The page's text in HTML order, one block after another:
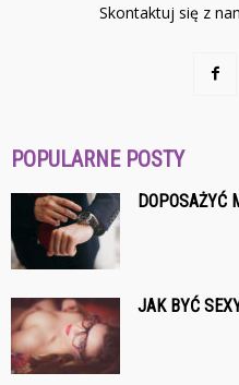
Skontaktuj się z
POPULARNE POSTY
DOPOSAŻYĆ
JAK BYĆ